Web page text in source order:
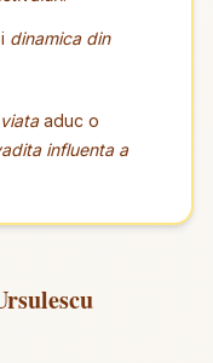
dinamica din
aduc o
influenta a